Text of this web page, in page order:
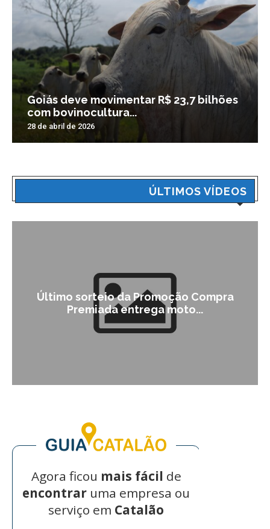
Goiás deve movimentar R$ 23,7 bilhões
com bovinocultura...
28 de abril de 2026
ÚLTIMOS VÍDEOS
Último sorteio da Promoção Compra
Premiada entrega moto...